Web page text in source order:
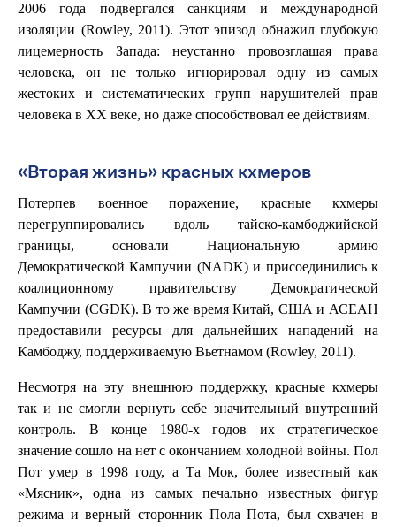
2006 года подвергался санкциям и международной
изоляции (Rowley, 2011). Этот эпизод обнажил глубокую
лицемерность Запада: неустанно провозглашая права
человека, он не только игнорировал одну из самых
жестоких и систематических групп нарушителей прав
человека в XX веке, но даже способствовал ее действиям.
«Вторая жизнь» красных кхмеров
Потерпев военное поражение, красные кхмеры
перегруппировались вдоль тайско-камбоджийской
границы, основали Национальную армию
Демократической Кампучии (NADK) и присоединились к
коалиционному правительству Демократической
Кампучии (CGDK). В то же время Китай, США и АСЕАН
предоставили ресурсы для дальнейших нападений на
Камбоджу, поддерживаемую Вьетнамом (Rowley, 2011).
Несмотря на эту внешнюю поддержку, красные кхмеры
так и не смогли вернуть себе значительный внутренний
контроль. В конце 1980-х годов их стратегическое
значение сошло на нет с окончанием холодной войны. Пол
Пот умер в 1998 году, а Та Мок, более известный как
«Мясник», одна из самых печально известных фигур
режима и верный сторонник Пола Пота, был схвачен в